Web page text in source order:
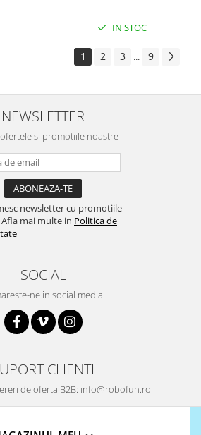
IN STOC
1 2 3 ... 9
NEWSLETTER
si promotiile noastre
newsletter cu promotiile
mai multe in Politica de
SOCIAL
ne in social media
CLIENTI
de oferta B2B: info@robofun.ro